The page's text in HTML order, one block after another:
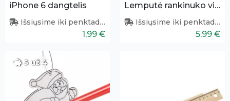
iPhone 6 dangtelis
Išsiųsime iki penktadienio
1,99 €
Lemputė rankinuko vidui apšviesti
Išsiųsime iki penktadienio
5,99 €
5 už 4